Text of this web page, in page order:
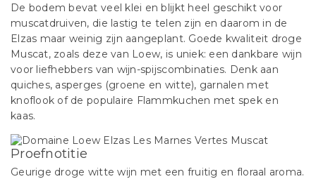
De bodem bevat veel klei en blijkt heel geschikt voor
muscatdruiven, die lastig te telen zijn en daarom in de
Elzas maar weinig zijn aangeplant. Goede kwaliteit droge
Muscat, zoals deze van Loew, is uniek: een dankbare wijn
voor liefhebbers van wijn-spijscombinaties. Denk aan
quiches, asperges (groene en witte), garnalen met
knoflook of de populaire Flammkuchen met spek en
kaas.
Proefnotitie
Geurige droge witte wijn met een fruitig en floraal aroma.